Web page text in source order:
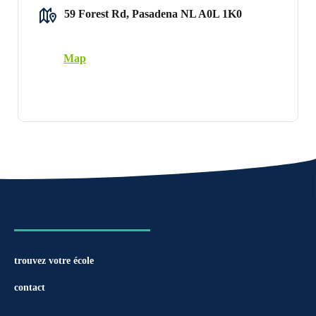
59 Forest Rd, Pasadena NL A0L 1K0
Map
trouvez votre école
contact